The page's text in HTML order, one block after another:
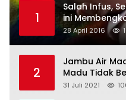
1
Salah Infus,
ini
28 April 2016
2
Jambu Air
Madu Tidak
31 Juli 2021